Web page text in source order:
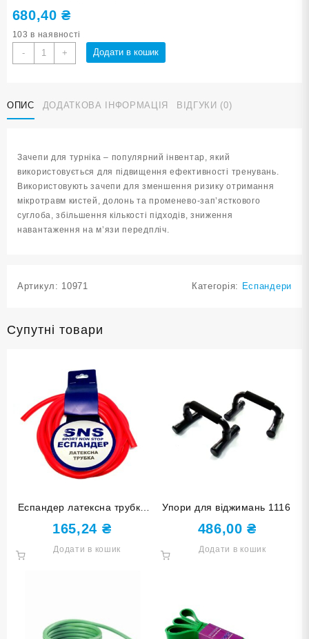
680,40₴
103 в наявності
-
Зачепи
для
кількість
+ Додати в кошик
ОПИС ДОДАТКОВА ІНФОРМАЦІЯ ВІДГУКИ (0)
Зачепи для турніка – популярний інвентар, який
використовується для підвищення ефективності тренувань.
Використовують зачепи для зменшення ризику отримання
мікротравм кистей, долонь та променево-зап’ясткового
суглоба, збільшення кількості підходів, зниження
навантаження на м’язи передпліч.
Артикул: 10971 Категорія: Еспандери
Супутні товари
Еспандер латексна трубка
SNS light G90-20
165,24 ₴
Додати в кошик
Упори для віджимань 1116
486,00₴
Додати в кошик